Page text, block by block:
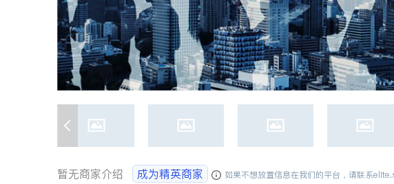
暂无商家介绍 成为精英商家 如果不想放置信息在我们的平台，请联系